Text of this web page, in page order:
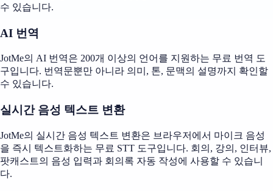
수 있습니다.
AI 번역
JotMe의 AI 번역은 200개 이상의 언어를 지원하는 무료 번역 도
구입니다. 번역문뿐만 아니라 의미, 톤, 문맥의 설명까지 확인할
수 있습니다.
실시간 음성 텍스트 변환
JotMe의 실시간 음성 텍스트 변환은 브라우저에서 마이크 음성
을 즉시 텍스트화하는 무료 STT 도구입니다. 회의, 강의, 인터뷰,
팟캐스트의 음성 입력과 회의록 자동 작성에 사용할 수 있습니
다.